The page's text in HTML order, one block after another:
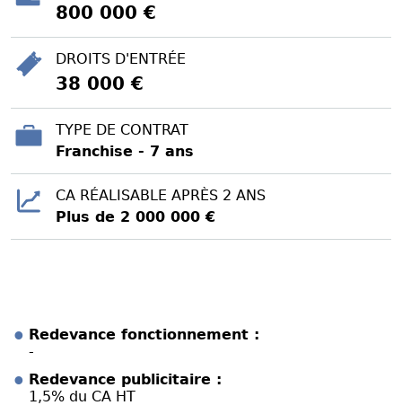
800 000 €
DROITS D'ENTRÉE
38 000 €
TYPE DE CONTRAT
Franchise - 7 ans
CA RÉALISABLE APRÈS 2 ANS
Plus de 2 000 000 €
Redevance fonctionnement :
-
Redevance publicitaire :
1,5% du CA HT